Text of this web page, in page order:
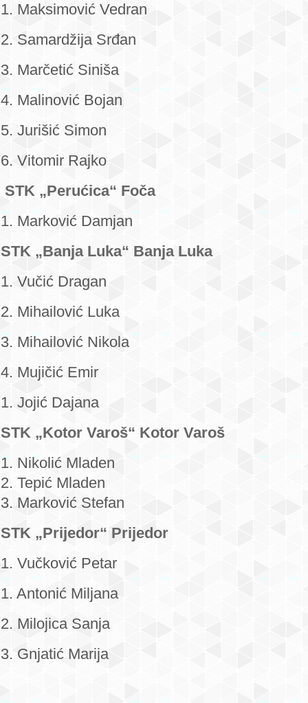
1. Maksimović Vedran
2. Samardžija Srđan
3. Marčetić Siniša
4. Malinović Bojan
5. Jurišić Simon
6. Vitomir Rajko
STK „Perućica“ Foča
1. Marković Damjan
STK „Banja Luka“ Banja Luka
1. Vučić Dragan
2. Mihailović Luka
3. Mihailović Nikola
4. Mujičić Emir
1. Jojić Dajana
STK „Kotor Varoš“ Kotor Varoš
1. Nikolić Mladen
2. Tepić Mladen
3. Marković Stefan
STK „Prijedor“ Prijedor
1. Vučković Petar
1. Antonić Miljana
2. Milojica Sanja
3. Gnjatić Marija